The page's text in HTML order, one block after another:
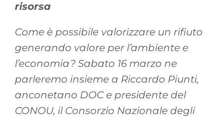
risorsa
Come è possibile valorizzare un rifiuto
generando valore per l’ambiente e
l’economia? Sabato 16 marzo ne
parleremo insieme a Riccardo Piunti,
anconetano DOC e presidente del
CONOU, il Consorzio Nazionale degli